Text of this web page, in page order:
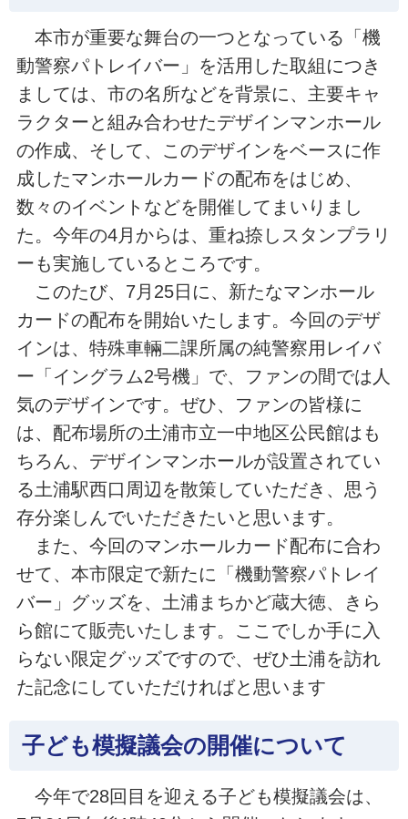
本市が重要な舞台の一つとなっている「機
動警察パトレイバー」を活用した取組につき
ましては、市の名所などを背景に、主要キャ
ラクターと組み合わせたデザインマンホール
の作成、そして、このデザインをベースに作
成したマンホールカードの配布をはじめ、
数々のイベントなどを開催してまいりまし
た。今年の4月からは、重ね捺しスタンプラリ
ーも実施しているところです。
このたび、7月25日に、新たなマンホール
カードの配布を開始いたします。今回のデザ
インは、特殊車輛二課所属の純警察用レイバ
ー「イングラム2号機」で、ファンの間では人
気のデザインです。ぜひ、ファンの皆様に
は、配布場所の土浦市立一中地区公民館はも
ちろん、デザインマンホールが設置されてい
る土浦駅西口周辺を散策していただき、思う
存分楽しんでいただきたいと思います。
また、今回のマンホールカード配布に合わ
せて、本市限定で新たに「機動警察パトレイ
バー」グッズを、土浦まちかど蔵大徳、きら
ら館にて販売いたします。ここでしか手に入
らない限定グッズですので、ぜひ土浦を訪れ
た記念にしていただければと思います
子ども模擬議会の開催について
今年で28回目を迎える子ども模擬議会は、